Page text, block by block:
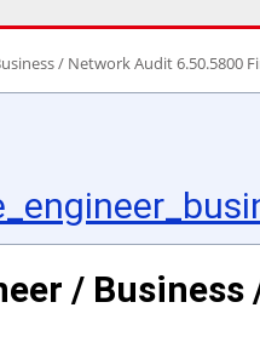
/ Network Audit 6.50.5800
/